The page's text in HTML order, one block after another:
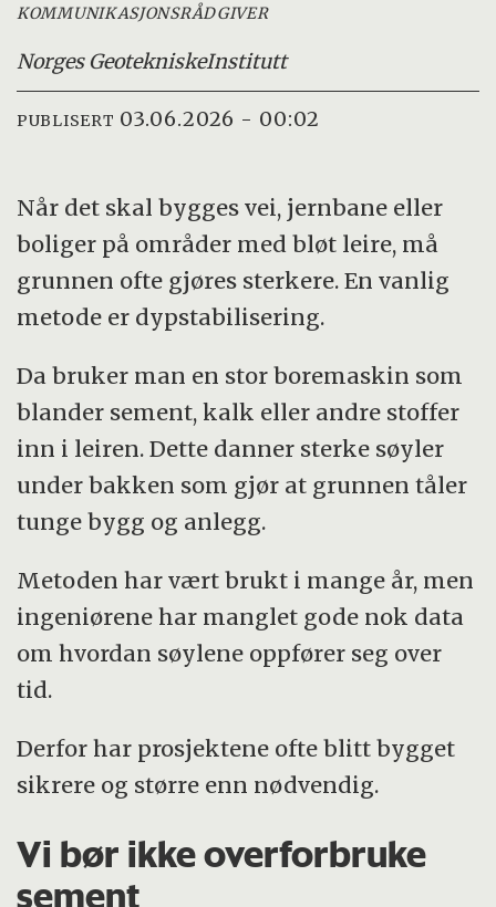
KOMMUNIKASJONSRÅDGIVER
Norges GeotekniskeInstitutt
PUBLISERT 03.06.2026 - 00:02
Når det skal bygges vei, jernbane eller
boliger på områder med bløt leire, må
grunnen ofte gjøres sterkere. En vanlig
metode er dypstabilisering.
Da bruker man en stor boremaskin som
blander sement, kalk eller andre stoffer
inn i leiren. Dette danner sterke søyler
under bakken som gjør at grunnen tåler
tunge bygg og anlegg.
Metoden har vært brukt i mange år, men
ingeniørene har manglet gode nok data
om hvordan søylene oppfører seg over
tid.
Derfor har prosjektene ofte blitt bygget
sikrere og større enn nødvendig.
Vi bør ikke overforbruke
sement